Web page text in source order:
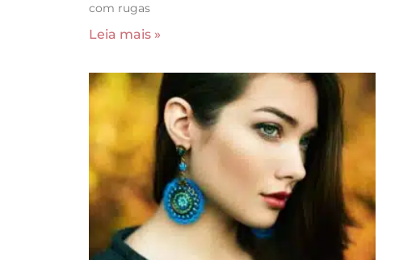
com rugas
Leia mais »